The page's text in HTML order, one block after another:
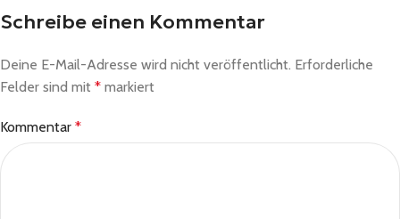
Schreibe einen Kommentar
Deine E-Mail-Adresse wird nicht veröffentlicht. Erforderliche
Felder sind mit * markiert
Kommentar *